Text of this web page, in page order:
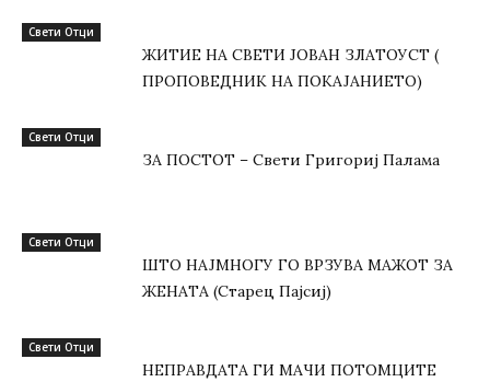
Свети Отци
ЖИТИЕ НА СВЕТИ ЈОВАН ЗЛАТОУСТ (
ПРОПОВЕДНИК НА ПОКАЈАНИЕТО)
Свети Отци
ЗА ПОСТОТ – Свети Григориј Палама
Свети Отци
ШТО НАЈМНОГУ ГО ВРЗУВА МАЖОТ ЗА
ЖЕНАТА (Старец Пајсиј)
Свети Отци
НЕПРАВДАТА ГИ МАЧИ ПОТОМЦИТЕ